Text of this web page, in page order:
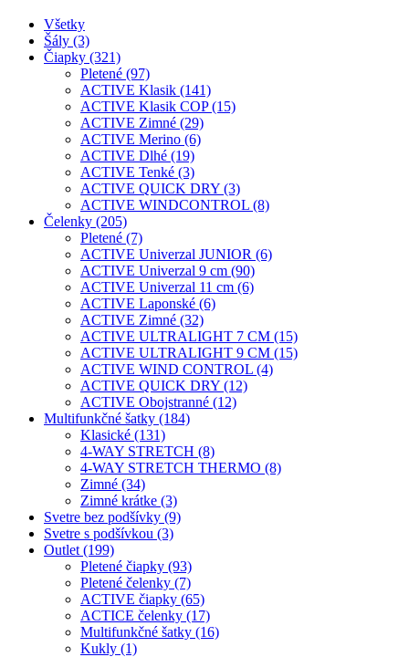
Všetky
Šály (3)
Čiapky (321)
Pletené (97)
ACTIVE Klasik (141)
ACTIVE Klasik COP (15)
ACTIVE Zimné (29)
ACTIVE Merino (6)
ACTIVE Dlhé (19)
ACTIVE Tenké (3)
ACTIVE QUICK DRY (3)
ACTIVE WINDCONTROL (8)
Čelenky (205)
Pletené (7)
ACTIVE Univerzal JUNIOR (6)
ACTIVE Univerzal 9 cm (90)
ACTIVE Univerzal 11 cm (6)
ACTIVE Laponské (6)
ACTIVE Zimné (32)
ACTIVE ULTRALIGHT 7 CM (15)
ACTIVE ULTRALIGHT 9 CM (15)
ACTIVE WIND CONTROL (4)
ACTIVE QUICK DRY (12)
ACTIVE Obojstranné (12)
Multifunkčné šatky (184)
Klasické (131)
4-WAY STRETCH (8)
4-WAY STRETCH THERMO (8)
Zimné (34)
Zimné krátke (3)
Svetre bez podšívky (9)
Svetre s podšívkou (3)
Outlet (199)
Pletené čiapky (93)
Pletené čelenky (7)
ACTIVE čiapky (65)
ACTICE čelenky (17)
Multifunkčné šatky (16)
Kukly (1)